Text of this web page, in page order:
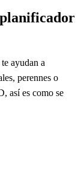
ayudan a
perennes o
así es como se